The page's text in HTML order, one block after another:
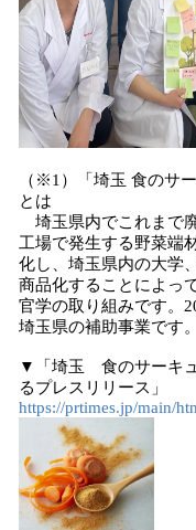
（※1）「埼玉 食のサ
とは
埼玉県内でこれまで
工場で発生する野菜端
化し、埼玉県内の大学
商品化することによっ
官学の取り組みです。
埼玉県の補助事業です。
▼「埼玉 食のサーキ
るプレスリリース」
https://prtimes.jp/main/